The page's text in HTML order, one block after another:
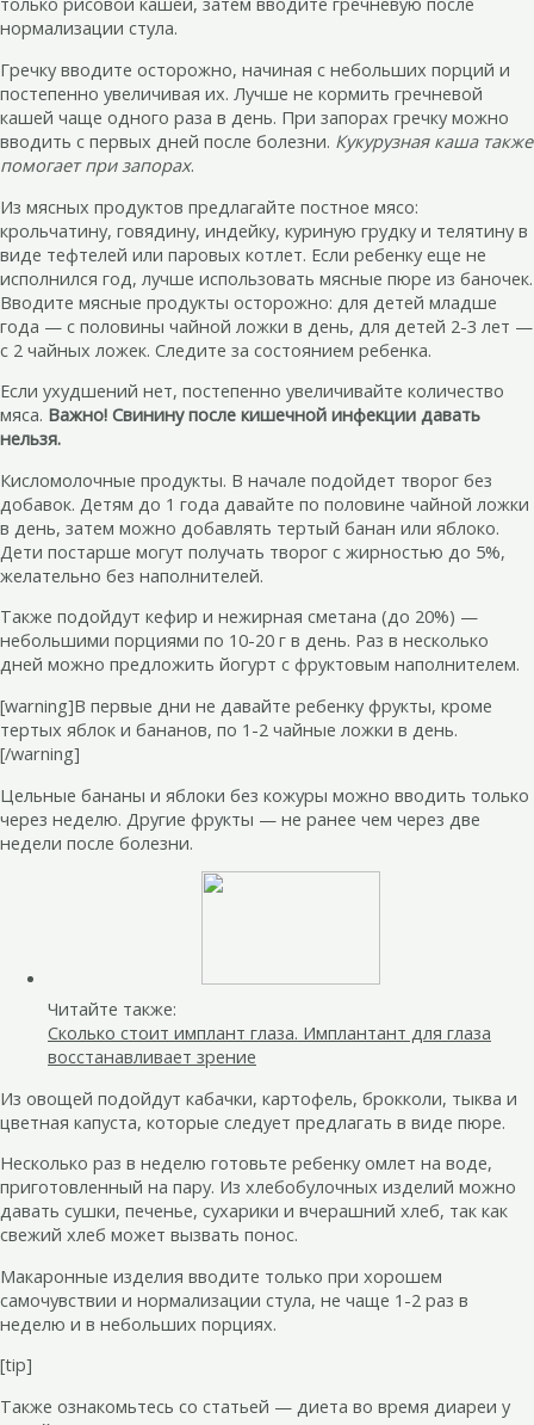
нормализации стула.
Гречку вводите осторожно, начиная с небольших порций и
постепенно увеличивая их. Лучше не кормить гречневой
кашей чаще одного раза в день. При запорах гречку можно
вводить с первых дней после болезни. Кукурузная каша также
помогает при запорах.
Из мясных продуктов предлагайте постное мясо:
крольчатину, говядину, индейку, куриную грудку и телятину в
виде тефтелей или паровых котлет. Если ребенку еще не
исполнился год, лучше использовать мясные пюре из баночек.
Вводите мясные продукты осторожно: для детей младше
года — с половины чайной ложки в день, для детей 2-3 лет —
с 2 чайных ложек. Следите за состоянием ребенка.
Если ухудшений нет, постепенно увеличивайте количество
мяса. Важно! Свинину после кишечной инфекции давать
нельзя.
Кисломолочные продукты. В начале подойдет творог без
добавок. Детям до 1 года давайте по половине чайной ложки
в день, затем можно добавлять тертый банан или яблоко.
Дети постарше могут получать творог с жирностью до 5%,
желательно без наполнителей.
Также подойдут кефир и нежирная сметана (до 20%) —
небольшими порциями по 10-20 г в день. Раз в несколько
дней можно предложить йогурт с фруктовым наполнителем.
[warning]В первые дни не давайте ребенку фрукты, кроме
тертых яблок и бананов, по 1-2 чайные ложки в день.
[/warning]
Цельные бананы и яблоки без кожуры можно вводить только
через неделю. Другие фрукты — не ранее чем через две
недели после болезни.
Читайте также:
Сколько стоит имплант глаза. Имплантант для глаза
восстанавливает зрение
Из овощей подойдут кабачки, картофель, брокколи, тыква и
цветная капуста, которые следует предлагать в виде пюре.
Несколько раз в неделю готовьте ребенку омлет на воде,
приготовленный на пару. Из хлебобулочных изделий можно
давать сушки, печенье, сухарики и вчерашний хлеб, так как
свежий хлеб может вызвать понос.
Макаронные изделия вводите только при хорошем
самочувствии и нормализации стула, не чаще 1-2 раз в
неделю и в небольших порциях.
[tip]
Также ознакомьтесь со статьей — диета во время диареи у